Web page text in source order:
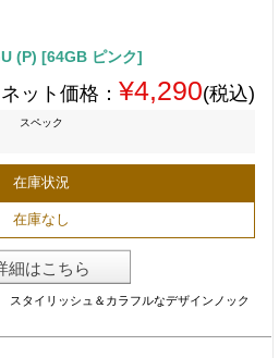
(P) [64GB ピンク]
ネット価格： ¥4,290(税込)
スペック
在庫状況
在庫なし
細はこちら
タイリッシュ＆カラフルなデザインノック